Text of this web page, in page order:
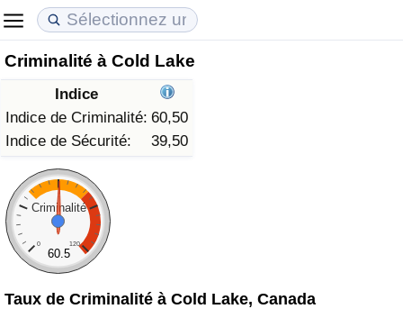
Criminalité à Cold Lake
Indice
Indice de Criminalité: 60,50
Indice de Sécurité:
39,50
Criminalité
0 120
60.5
Taux de Criminalité à Cold Lake, Canada
Coût de la vie
Indice du Coût de la Vie (Actuel)
Indice du Coût de la Vie
Indice du coût de la vie par pays
à Akaba
Prix de l'immobilier
Indice des Prix de l'immobilier (Actuel)
Indice des Prix de l'immobilier
Indice des Prix de l'immobilier par Pays
Qualité de Vie
Indice de Qualité de Vie
Indice de Qualité de Vie (Actuel)
Indice de qualité de vie par pays
Criminalité
Indice de Criminalité (Actuel)